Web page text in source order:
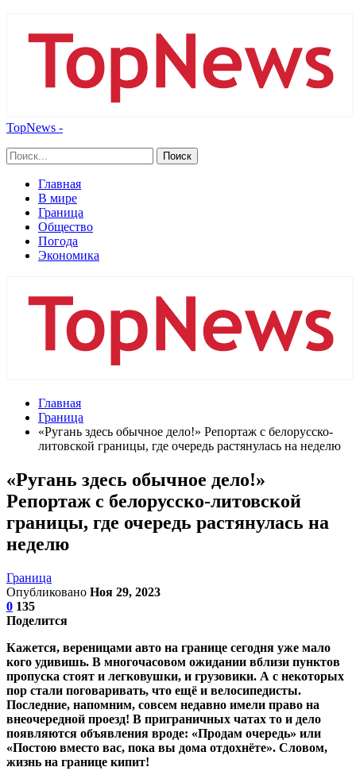
TopNews -
Главная
В мире
Граница
Общество
Погода
Экономика
Главная
Граница
«Ругань здесь обычное дело!» Репортаж с белорусско-
литовской границы, где очередь растянулась на неделю
«Ругань здесь обычное дело!»
Репортаж с белорусско-литовской
границы, где очередь растянулась на
неделю
Граница
Опубликовано Ноя 29, 2023
0 135
Поделится
Кажется, вереницами авто на границе сегодня уже мало
кого удивишь. В многочасовом ожидании вблизи пунктов
пропуска стоят и легковушки, и грузовики. А с некоторых
пор стали поговаривать, что ещё и велосипедисты.
Последние, напомним, совсем недавно имели право на
внеочередной проезд! В приграничных чатах то и дело
появляются объявления вроде: «Продам очередь» или
«Постою вместо вас, пока вы дома отдохнёте». Словом,
жизнь на границе кипит!